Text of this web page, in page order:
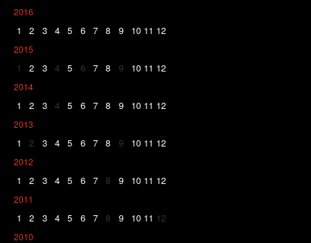
2016
1 2 3 4 5 6 7 8 9 10 11 12
2015
1 2 3 4 5 6 7 8 9 10 11 12
2014
1 2 3 4 5 6 7 8 9 10 11 12
2013
1 2 3 4 5 6 7 8 9 10 11 12
2012
1 2 3 4 5 6 7 8 9 10 11 12
2011
1 2 3 4 5 6 7 8 9 10 11 12
2010